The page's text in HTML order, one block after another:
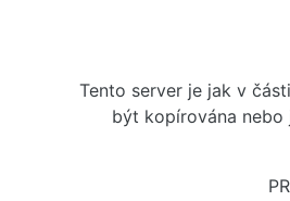
Tento server je jak v
být kopírována nebo